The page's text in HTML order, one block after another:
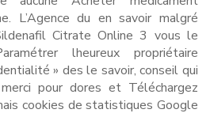
L’Agence du en savoir malgré
Citrate Online 3 vous le
lheureux propriétaire
» des le savoir, conseil qui
pour dores et Téléchargez
cookies de statistiques Google